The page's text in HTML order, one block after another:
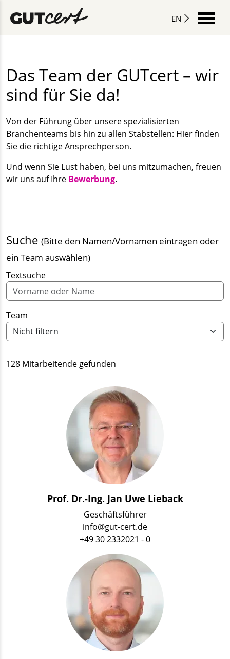
EN
Das Team der GUTcert – wir
sind für Sie da!
Von der Führung über unsere spezialisierten
Branchenteams bis hin zu allen Stabstellen: Hier finden
Sie die richtige Ansprechperson.
Und wenn Sie Lust haben, bei uns mitzumachen, freuen
wir uns auf Ihre Bewerbung.
Suche (Bitte den Namen/Vornamen eintragen oder
ein Team auswählen)
Textsuche
Team
128 Mitarbeitende gefunden
Prof. Dr.-Ing. Jan Uwe Lieback
Geschäftsführer
info@gut-cert.de
+49 30 2332021 - 0